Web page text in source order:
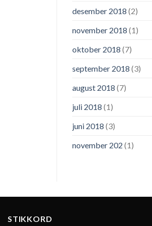
desember 2018 (2)
november 2018 (1)
oktober 2018 (7)
september 2018 (3)
august 2018 (7)
juli 2018 (1)
juni 2018 (3)
november 202 (1)
STIKKORD